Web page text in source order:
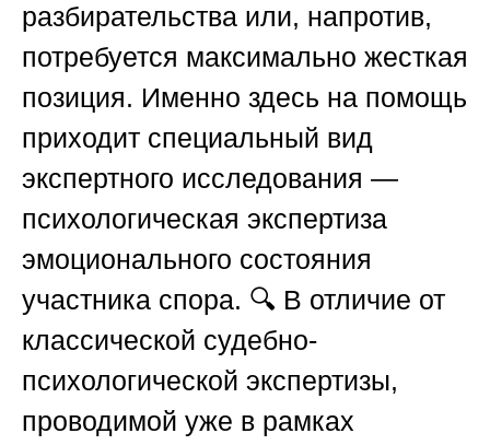
разбирательства или, напротив,
потребуется максимально жесткая
позиция. Именно здесь на помощь
приходит специальный вид
экспертного исследования —
психологическая экспертиза
эмоционального состояния
участника спора. 🔍 В отличие от
классической судебно-
психологической экспертизы,
проводимой уже в рамках